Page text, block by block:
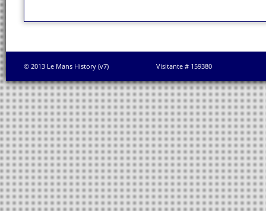
© 2013 Le Mans History (v7) Visitante # 159380